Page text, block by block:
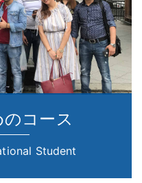
コース
Student